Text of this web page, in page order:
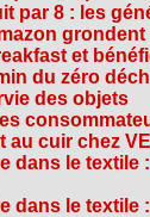
par 8 : les
et
du zéro
des objets
au cuir chez
dans le textile
dans le textile